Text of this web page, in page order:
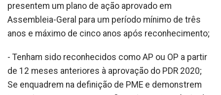
presentem um plano de ação aprovado em
Assembleia-Geral para um período mínimo de três
anos e máximo de cinco anos após reconhecimento;
- Tenham sido reconhecidos como AP ou OP a partir
de 12 meses anteriores à aprovação do PDR 2020;
Se enquadrem na definição de PME e demonstrem